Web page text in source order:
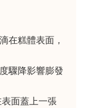
在糕體表面，
驟降影響膨發
面蓋上一張